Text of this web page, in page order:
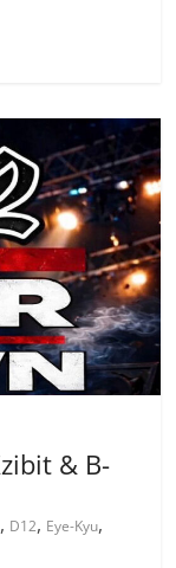
& B-
, D12, Eye-Kyu,